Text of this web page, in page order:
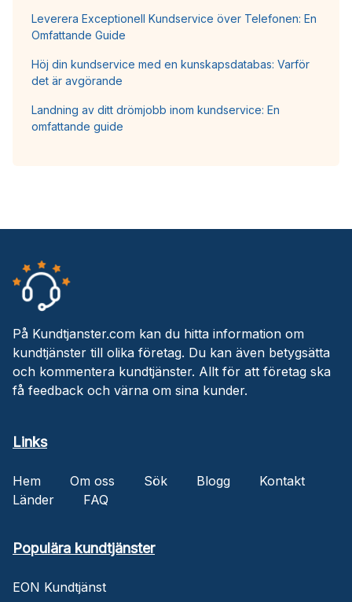
Leverera Exceptionell Kundservice över Telefonen: En
Omfattande Guide
Höj din kundservice med en kunskapsdatabas: Varför
det är avgörande
Landning av ditt drömjobb inom kundservice: En
omfattande guide
På Kundtjanster.com kan du hitta information om
kundtjänster till olika företag. Du kan även betygsätta
och kommentera kundtjänster. Allt för att företag ska
få feedback och värna om sina kunder.
Links
Hem Om oss Sök Blogg
Kontakt
Länder
FAQ
Populära kundtjänster
EON Kundtjänst